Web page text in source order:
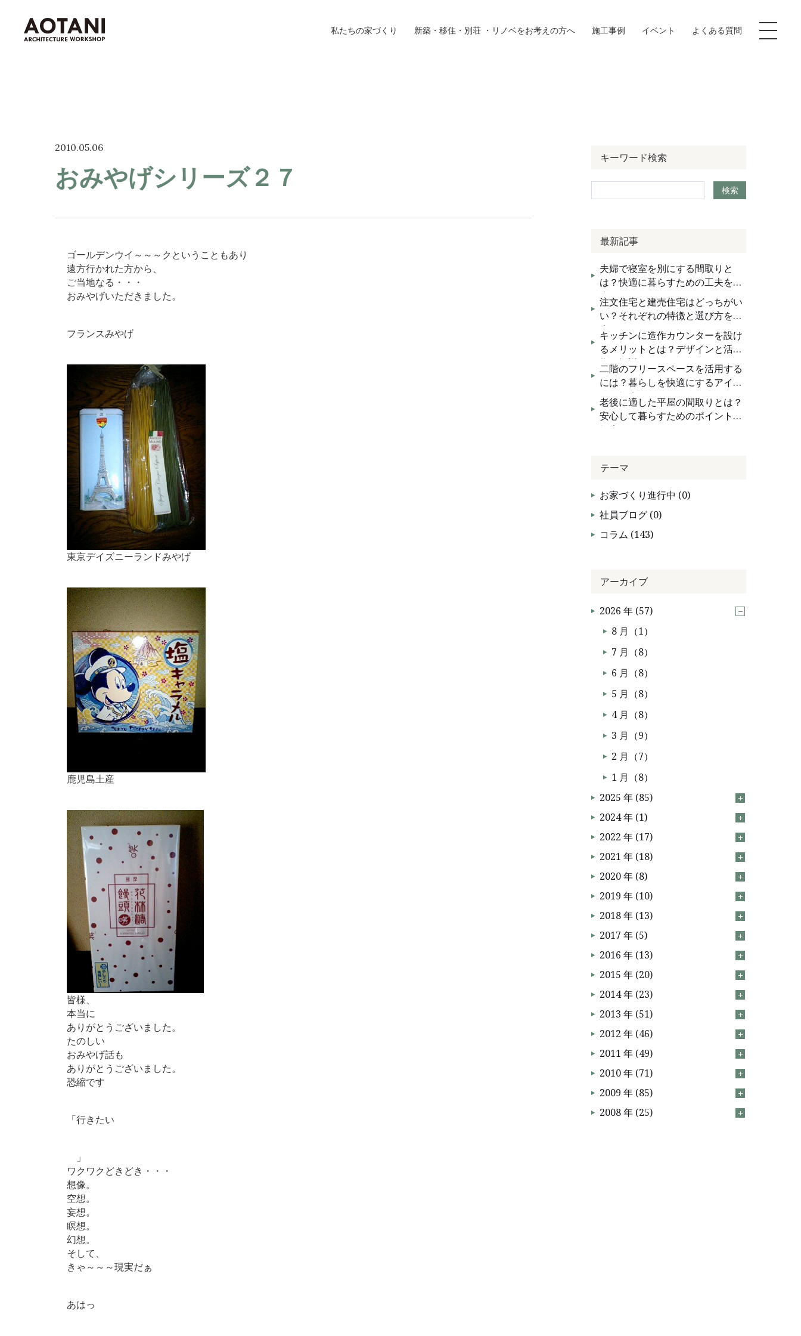
私たちの家づくり 新築・移住・別荘 ・リノベをお考えの方へ 施工事例 イベント よくある質問
家づくりの流れ
リノベをお考えの方へ
高島市を知る
高島市の暮らし
新築・移住・土地・別荘をご検討の方へ
お問い合わせ
2010.05.06
おみやげシリーズ２７
ゴールデンウイ～～～クということもあり
遠方行かれた方から、
ご当地なる・・・
おみやげいただきました。
フランスみやげ
東京デイズニーランドみやげ
鹿児島土産
皆様、
本当に
ありがとうございました。
たのしい
おみやげ話も
ありがとうございました。
恐縮です
「行きたい
」
ワクワクどきどき・・・
想像。
空想。
妄想。
瞑想。
幻想。
そして、
きゃ～～～現実だぁ
あはっ
キーワード検索
検索
最新記事
夫婦で寝室を別にする間取りと
は？快適に暮らすための工夫を紹
介
注文住宅と建売住宅はどっちがい
い？それぞれの特徴と選び方を紹
介
キッチンに造作カウンターを設け
るメリットとは？デザインと活用
術を解説！
二階のフリースペースを活用する
には？暮らしを快適にするアイデ
アを紹介
老後に適した平屋の間取りとは？
安心して暮らすためのポイントを
紹介
テーマ
お家づくり進行中 (0)
社員ブログ (0)
コラム (143)
アーカイブ
2026 年 (57)
8 月（1）
7 月（8）
6 月（8）
5 月（8）
4 月（8）
3 月（9）
2 月（7）
1 月（8）
2025 年 (85)
2024 年 (1)
2022 年 (17)
2021 年 (18)
2020 年 (8)
2019 年 (10)
2018 年 (13)
2017 年 (5)
2016 年 (13)
2015 年 (20)
2014 年 (23)
2013 年 (51)
2012 年 (46)
2011 年 (49)
2010 年 (71)
2009 年 (85)
2008 年 (25)